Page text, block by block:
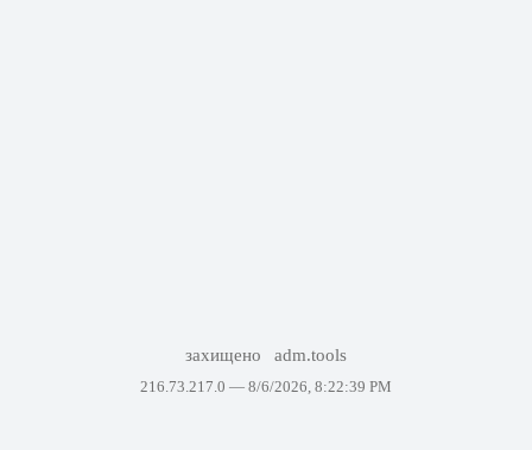
захищено adm.tools
216.73.217.0 — 8/6/2026, 8:22:39 PM